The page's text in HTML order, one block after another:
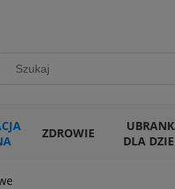
ZDROWIE
DLA